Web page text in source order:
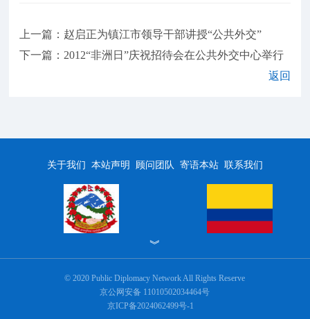
上一篇：赵启正为镇江市领导干部讲授“公共外交”
下一篇：2012“非洲日”庆祝招待会在公共外交中心举行
返回
关于我们 本站声明 顾问团队 寄语本站 联系我们
︾
© 2020 Public Diplomacy Network All Rights Reserve
京公网安备 11010502034464号
京ICP备2024062499号-1